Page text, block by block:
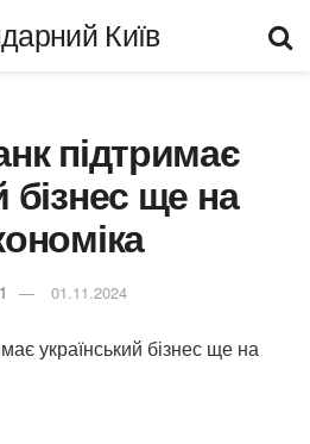
Київ
підтримає
бізнес ще на
01.11.2024